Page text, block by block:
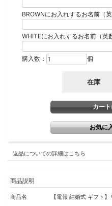
BROWNにお入れするお名前（
WHITEにお入れするお名前（英
購入数： 個
在庫
返品についての詳細はこちら
商品説明
商品名 【電報 結婚式 ギフト